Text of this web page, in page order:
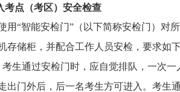
考点（考区）安全检查
用“智能安检门”（以下简称安检门）对
存储柜，并配合工作人员安检，要求如下
考生通过安检门时，应自觉排队，一次
出门外后，后一名考生方可进入。考生